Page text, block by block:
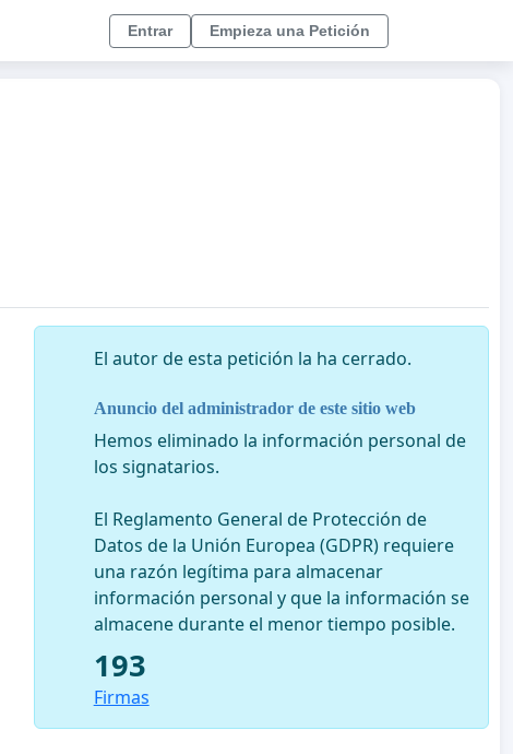
Entrar Empieza una Petición
El autor de esta petición la ha cerrado.
Anuncio del administrador de este sitio web
Hemos eliminado la información personal de
los signatarios.
El Reglamento General de Protección de
Datos de la Unión Europea (GDPR) requiere
una razón legítima para almacenar
información personal y que la información se
almacene durante el menor tiempo posible.
193
Firmas